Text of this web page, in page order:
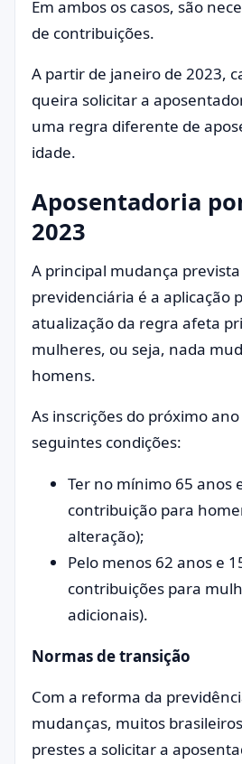
Em ambos os casos, são
de contribuições.
A partir de janeiro de 2023,
queira solicitar a
uma regra diferente de
idade.
Aposentadoria
2023
A principal mudança
previdenciária é a aplicação
atualização da regra afeta
mulheres, ou seja, nada
homens.
As inscrições do próximo
seguintes condições:
Ter no mínimo 65 anos
contribuição para
alteração);
Pelo menos 62 anos e
contribuições para
adicionais).
Normas de transição
Com a reforma da
mudanças, muitos
prestes a solicitar a